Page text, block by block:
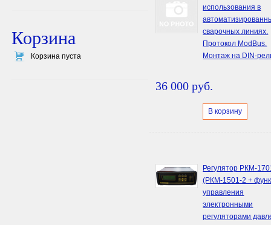
Корзина
Корзина пуста
использования в
сварочных линиях.
Протокол ModBus.
Монтаж на DIN-
36 000 руб.
В корзину
Регулятор РКМ-
(РКМ-1501-2 +
управления
электронными
регуляторами